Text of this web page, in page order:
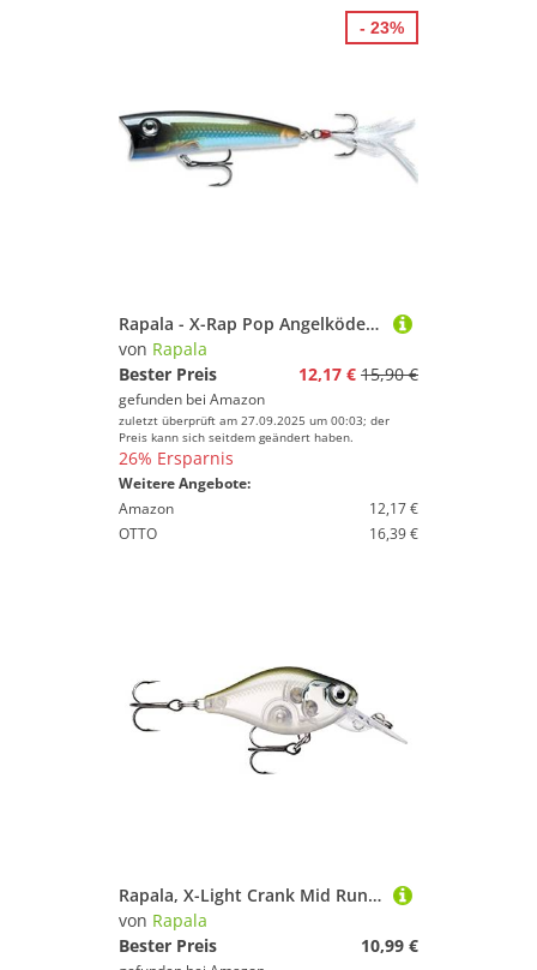
Rapala - X-Rap Pop Angelköder - Angelzubehör mit Großem Konkavem Kopf - Süßwasser und Salzwasser Spinnköder - Lauftiefe Topwater - Fischköder 7cm, 11g - Hergestellt in Estland - Moss Back Shiner
von Rapala
Bester Preis
12,17 € 15,90 €
gefunden bei Amazon
zuletzt überprüft am 27.09.2025 um 00:03; der
Preis kann sich seitdem geändert haben.
26% Ersparnis
Weitere Angebote:
Amazon
12,17 €
OTTO
16,39 €
- 23%
Rapala, X-Light Crank Mid Runner Angelköder, Größe: 3,5 cm/4 g, schwimmender Süßwasserköder, Schwimmtiefe: 1,8–2,1 m, Material mit Kunststoffkonstruktion, Ghost Shinner GHSH
von Rapala
Bester Preis
10,99 €